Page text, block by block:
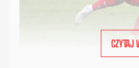
CZYTAJ